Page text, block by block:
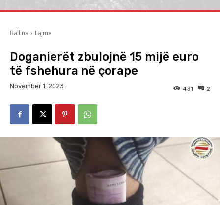
Ballina Lajme
Doganierët zbulojnë 15 mijë euro
të fshehura në çorape
November 1, 2023 2
431